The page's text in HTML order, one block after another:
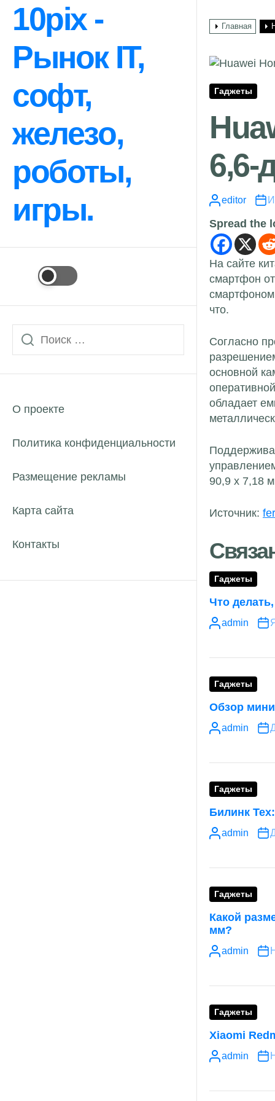
Перейти
содержимому
10pix -
Рынок IT,
софт,
железо,
роботы,
игры.
О проекте
Политика конфиденциальности
Размещение рекламы
Карта сайта
Контакты
Главная
Гаджеты
6,6-
editor
Spread the
На сайте
смартфон
смартфоном
что.
Согласно
основной
обладает
90,9 х 7,18
Источник:
Гаджеты
Что
admin
Гаджеты
Обзор
admin
Гаджеты
Билинк
admin
Гаджеты
Какой
мм?
admin
Гаджеты
Xiaomi
admin